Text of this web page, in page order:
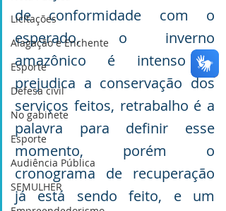
Licitações
Alagação e Enchente
Esporte
Defesa civil
No gabinete
Esporte
Audiência Pública
SEMULHER
de conformidade com o
esperado, o inverno
amazônico é intenso e
prejudica a conservação dos
serviços feitos, retrabalho é a
palavra para definir esse
momento, porém o
cronograma de recuperação
já está sendo feito, e um